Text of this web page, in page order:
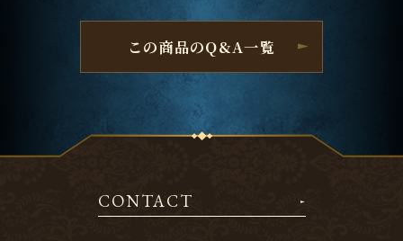
この商品のQ&A一覧
CONTACT